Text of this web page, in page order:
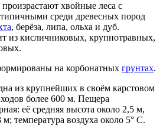
хвойные леса с
среди древесных пород
, берёза, липа, ольха и дуб.
из кисличниковых, крупнотравных,
на корбонатных грунтах.
из крупнейших в своём карстовом
более 600 м. Пещера
её средняя высота около 2,5 м,
температура воздуха около 5° С.